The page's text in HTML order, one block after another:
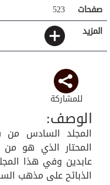
صفحات
523
المزيد
للمشاركة
الوصف:
المجلد السادس من
المحتار الذي هو
عابدين وفي هذا
الذبائح على مذهب